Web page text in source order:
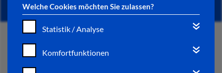
Welche Cookies möchten Sie zulassen?
Statistik / Analyse
Komfortfunktionen
START